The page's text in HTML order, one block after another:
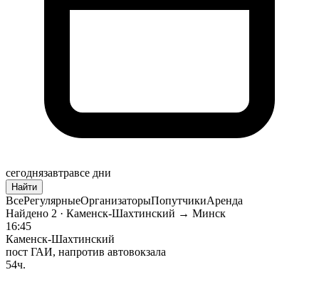
сегоднязавтравсе дни
Найти
ВсеРегулярныеОрганизаторыПопутчикиАренда
Найдено 2 · Каменск-Шахтинский → Минск
16:45
Каменск-Шахтинский
пост ГАИ, напротив автовокзала
54ч.